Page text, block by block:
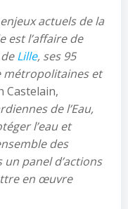
actuels de la
est l’affaire de
Lille, ses 95
métropolitaines et
Castelain,
de l’Eau,
l’eau et
des
panel d’actions
en œuvre